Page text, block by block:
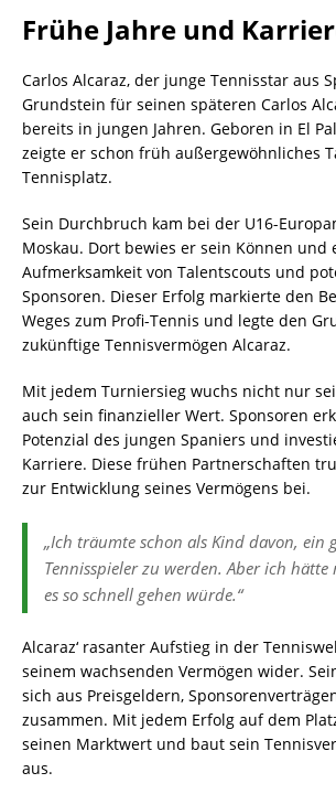
Frühe Jahre und
Carlos Alcaraz, der junge Tennisstar aus
Grundstein für seinen späteren Carlos
bereits in jungen Jahren. Geboren in El
zeigte er schon früh außergewöhnliches
Tennisplatz.
Sein Durchbruch kam bei der U16-
Moskau. Dort bewies er sein Können und
Aufmerksamkeit von Talentscouts und
Sponsoren. Dieser Erfolg markierte den
Weges zum Profi-Tennis und legte den
zukünftige Tennisvermögen Alcaraz.
Mit jedem Turniersieg wuchs nicht nur
auch sein finanzieller Wert. Sponsoren
Potenzial des jungen Spaniers und
Karriere. Diese frühen Partnerschaften
zur Entwicklung seines Vermögens bei.
„Ich träumte schon als Kind davon, ein
Tennisspieler zu werden. Aber ich hätte
es so schnell gehen würde.“
Alcaraz‘ rasanter Aufstieg in der
seinem wachsenden Vermögen wider.
sich aus Preisgeldern,
zusammen. Mit jedem Erfolg auf dem
seinen Marktwert und baut sein
aus.